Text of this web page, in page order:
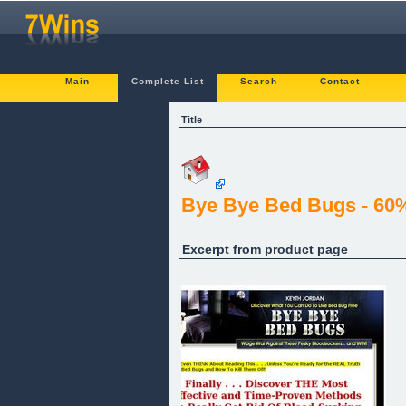
Main Complete List Search Contact
Title
Bye Bye Bed Bugs -
Excerpt from product page